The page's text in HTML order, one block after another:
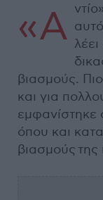
«Α
βιασμούς.
και για
εμφανίστηκε
όπου και
βιασμούς της